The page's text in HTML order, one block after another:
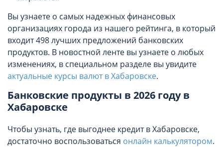
Вы узнаете о самых надежных финансовых
организациях города из нашего рейтинга, в который
входит 498 лучших предложений банковских
продуктов. В новостной ленте вы узнаете о любых
изменениях, в специальном разделе вы увидите
актуальные курсы валют в Хабаровске.
Банковские продукты в 2026 году в
Хабаровске
Чтобы узнать, где выгоднее кредит в Хабаровске,
достаточно воспользоваться онлайн калькулятором.